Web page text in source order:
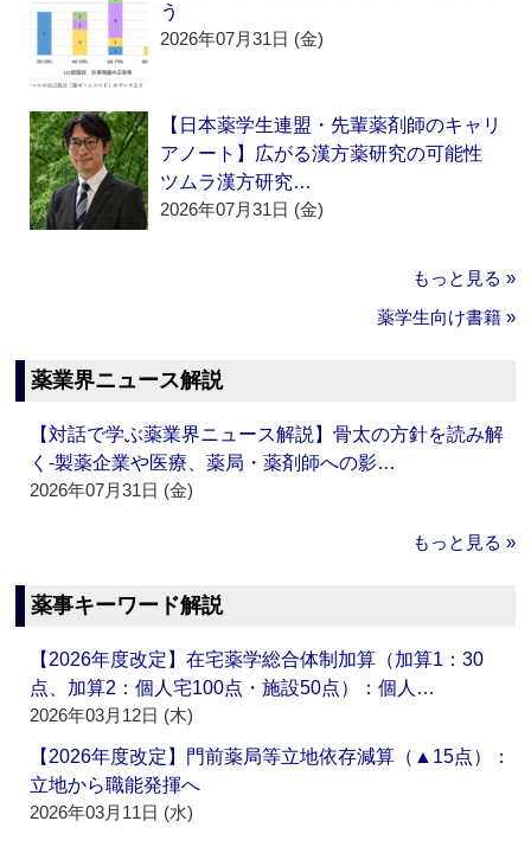
う
2026年07月31日 (金)
【日本薬学生連盟・先輩薬剤師のキャリ
アノート】広がる漢方薬研究の可能性
ツムラ漢方研究…
2026年07月31日 (金)
もっと見る »
薬学生向け書籍 »
薬業界ニュース解説
【対話で学ぶ薬業界ニュース解説】骨太の方針を読み解
く‐製薬企業や医療、薬局・薬剤師への影…
2026年07月31日 (金)
もっと見る »
薬事キーワード解説
【2026年度改定】在宅薬学総合体制加算（加算1：30
点、加算2：個人宅100点・施設50点）：個人…
2026年03月12日 (木)
【2026年度改定】門前薬局等立地依存減算（▲15点）：
立地から職能発揮へ
2026年03月11日 (水)